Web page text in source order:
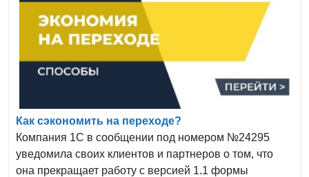
Как сэкономить на переходе?
Компания 1С в сообщении под номером №24295
уведомила своих клиентов и партнеров о том, что
она прекращает работу с версией 1.1 формы